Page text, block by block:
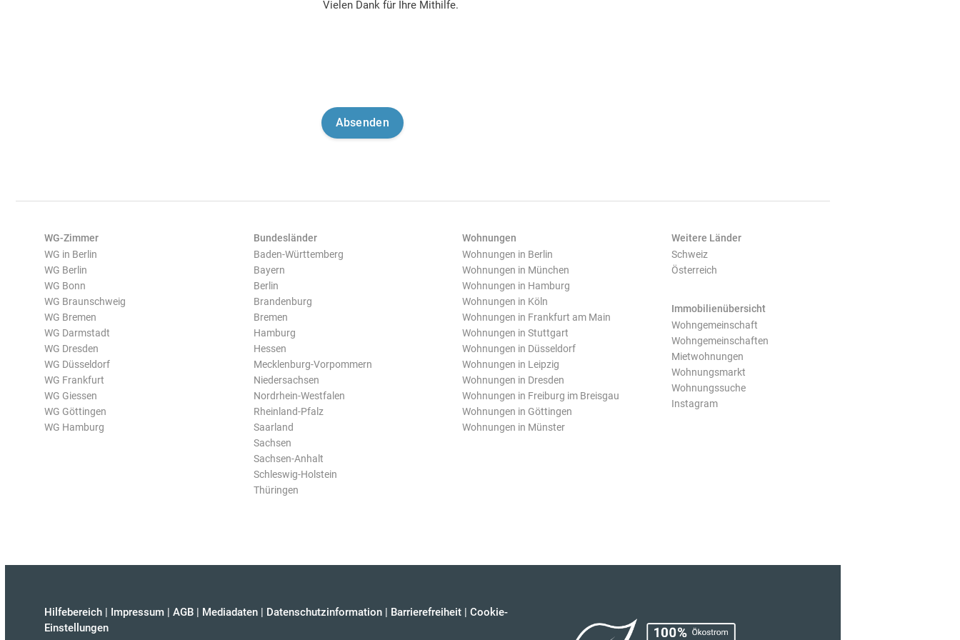
Vielen Dank für Ihre Mithilfe.
WG-Zimmer
WG in Berlin
WG Berlin
WG Bonn
WG Braunschweig
WG Bremen
WG Darmstadt
WG Dresden
WG Düsseldorf
WG Frankfurt
WG Giessen
WG Göttingen
WG Hamburg
Bundesländer
Baden-Württemberg
Bayern
Berlin
Brandenburg
Bremen
Hamburg
Hessen
Mecklenburg-Vorpommern
Niedersachsen
Nordrhein-Westfalen
Rheinland-Pfalz
Saarland
Sachsen
Sachsen-Anhalt
Schleswig-Holstein
Thüringen
Wohnungen
Wohnungen in Berlin
Wohnungen in München
Wohnungen in Hamburg
Wohnungen in Köln
Wohnungen in Frankfurt am Main
Wohnungen in Stuttgart
Wohnungen in Düsseldorf
Wohnungen in Leipzig
Wohnungen in Dresden
Wohnungen in Freiburg im Breisgau
Wohnungen in Göttingen
Wohnungen in Münster
Weitere Länder
Schweiz
Österreich
Immobilienübersicht
Wohngemeinschaft
Wohngemeinschaften
Mietwohnungen
Wohnungsmarkt
Wohnungssuche
Instagram
Hilfebereich | Impressum | AGB | Mediadaten | Datenschutzinformation | Barrierefreiheit | Cookie-
Einstellungen